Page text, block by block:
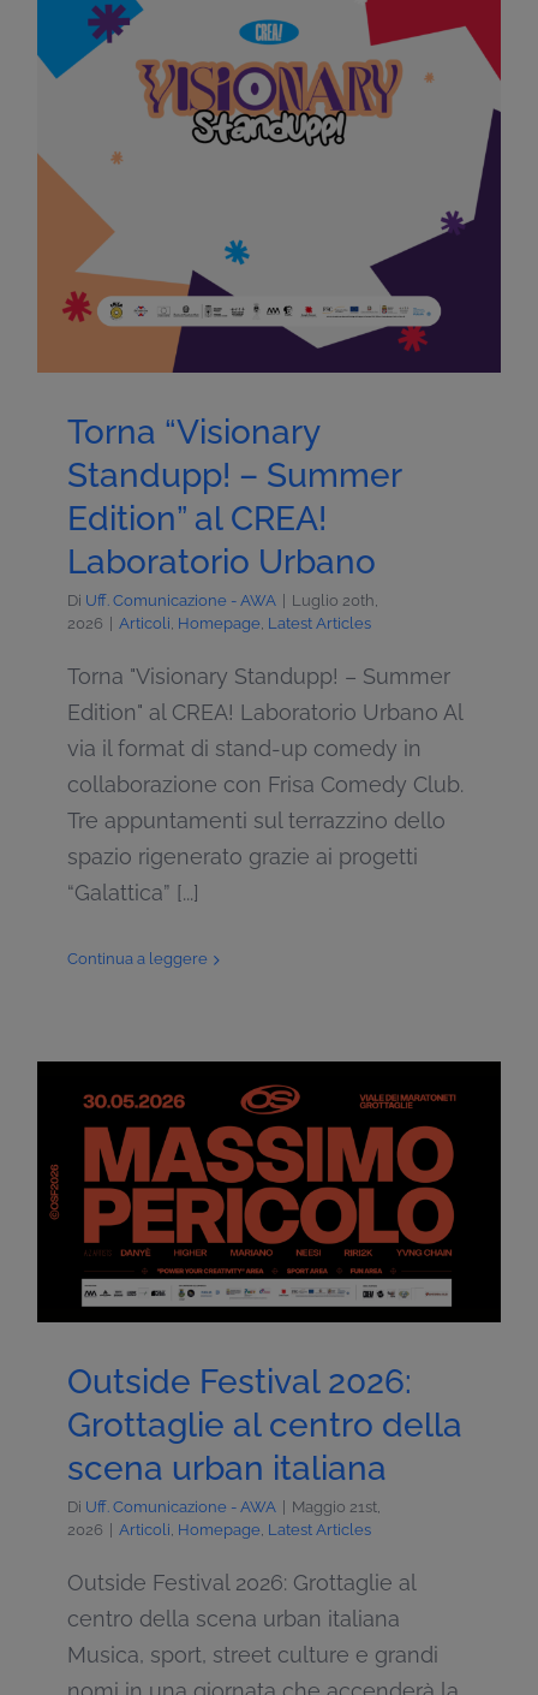
Torna “Visionary
Standupp! – Summer
Edition” al CREA!
Laboratorio Urbano
Di Uff. Comunicazione - AWA
Luglio 20th,
2026
Articoli, Homepage, Latest Articles
Torna "Visionary Standupp! – Summer
Edition" al CREA! Laboratorio Urbano Al
via il format di stand-up comedy in
collaborazione con Frisa Comedy Club.
Tre appuntamenti sul terrazzino dello
spazio rigenerato grazie ai progetti
“Galattica” [...]
Continua a leggere
Outside Festival 2026:
Grottaglie al centro della
scena urban italiana
Di Uff. Comunicazione - AWA
Maggio 21st,
2026
Articoli, Homepage, Latest Articles
Outside Festival 2026: Grottaglie al
centro della scena urban italiana
Musica, sport, street culture e grandi